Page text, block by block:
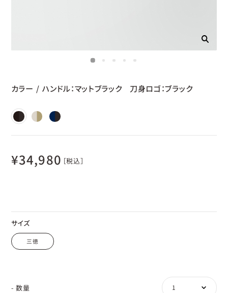
カラー / ハンドル：マットブラック 刀身ロゴ：ブラック
¥34,980 ［税込］
サイズ
三徳
- 数量